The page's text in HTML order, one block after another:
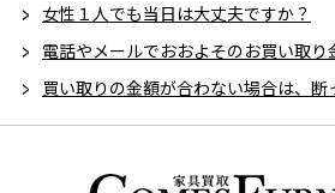
女性１人でも当日は大丈夫ですか？
電話やメールでおおよそのお買い取り
買い取りの金額が合わない場合は、断